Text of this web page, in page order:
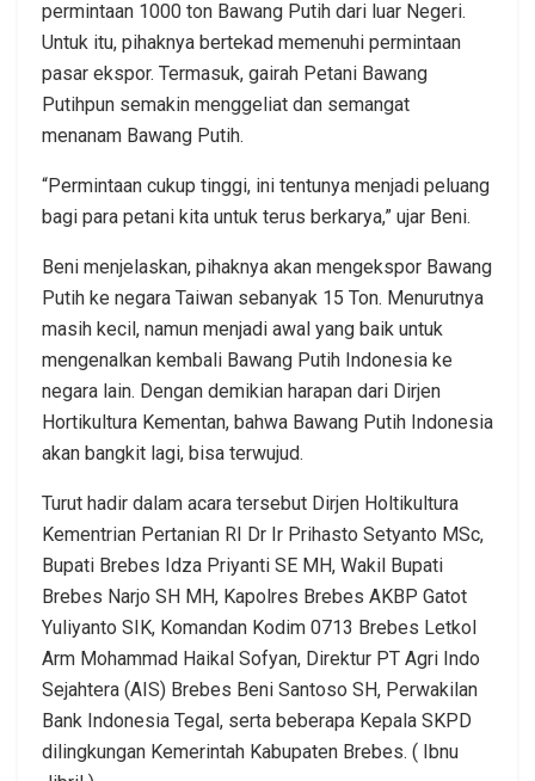
permintaan 1000 ton Bawang Putih dari luar Negeri.
Untuk itu, pihaknya bertekad memenuhi permintaan
pasar ekspor. Termasuk, gairah Petani Bawang
Putihpun semakin menggeliat dan semangat
menanam Bawang Putih.
“Permintaan cukup tinggi, ini tentunya menjadi peluang
bagi para petani kita untuk terus berkarya,” ujar Beni.
Beni menjelaskan, pihaknya akan mengekspor Bawang
Putih ke negara Taiwan sebanyak 15 Ton. Menurutnya
masih kecil, namun menjadi awal yang baik untuk
mengenalkan kembali Bawang Putih Indonesia ke
negara lain. Dengan demikian harapan dari Dirjen
Hortikultura Kementan, bahwa Bawang Putih Indonesia
akan bangkit lagi, bisa terwujud.
Turut hadir dalam acara tersebut Dirjen Holtikultura
Kementrian Pertanian RI Dr Ir Prihasto Setyanto MSc,
Bupati Brebes Idza Priyanti SE MH, Wakil Bupati
Brebes Narjo SH MH, Kapolres Brebes AKBP Gatot
Yuliyanto SIK, Komandan Kodim 0713 Brebes Letkol
Arm Mohammad Haikal Sofyan, Direktur PT Agri Indo
Sejahtera (AIS) Brebes Beni Santoso SH, Perwakilan
Bank Indonesia Tegal, serta beberapa Kepala SKPD
dilingkungan Kemerintah Kabupaten Brebes. ( Ibnu